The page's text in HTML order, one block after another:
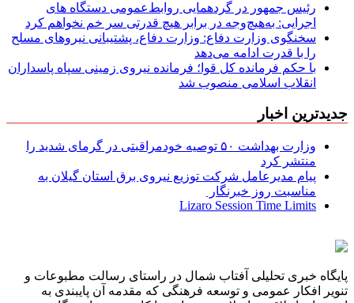
رئیس جمهور در گردهمایی روابط‌عمومی دستگاه های
اجرایی: به‌هیچ‌وجه در برابر هیچ قدرتی سر خم نخواهم کرد
سخنگوی وزارت دفاع: وزارت دفاع، پشتیبانی نیرو‌های مسلح
را با قدرت ادامه می‌دهد
با حکم فرمانده کل قوا؛ فرمانده نیروی زمینی سپاه پاسداران
انقلاب اسلامی منصوب شد
جدیدترین اخبار
وزارت بهداشت ۵۰ توصیه خودمراقبتی در گرمای شدید را
منتشر کرد
پیام مدیرعامل شركت توزیع نیروی برق استان گیلان به
مناسبت روز خبرنگار ‌
Lizaro Session Time Limits
پایگاه خبری تحلیلی آفتاب شمال در راستای رسالت مطبوعات و
تنویر افکار عمومی و توسعه فرهنگی که مقدمه آن پایبندی به